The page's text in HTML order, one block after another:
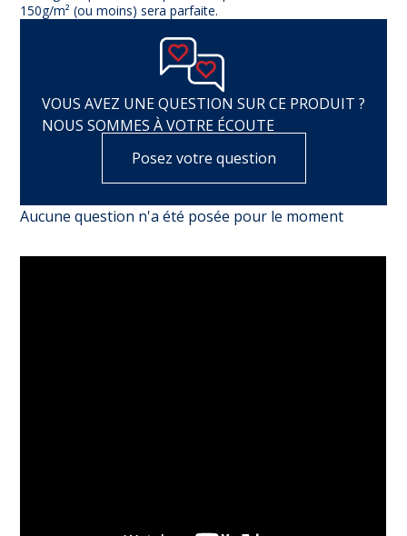
150g/m² (ou moins) sera parfaite.
VOUS AVEZ UNE QUESTION SUR CE PRODUIT ?
NOUS SOMMES À VOTRE ÉCOUTE
Posez votre question
Aucune question n'a été posée pour le moment